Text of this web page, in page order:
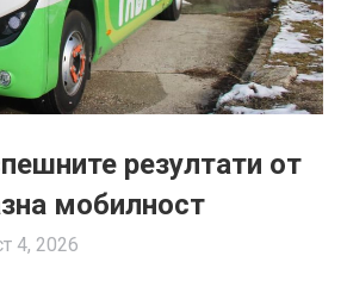
резултати от
мобилност
4, 2026